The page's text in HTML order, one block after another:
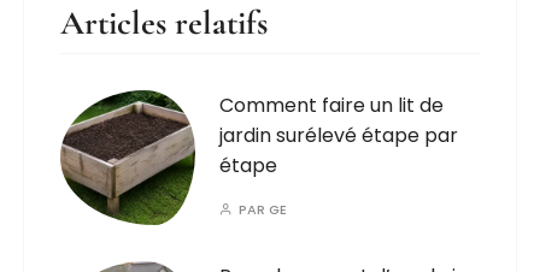
Articles relatifs
Comment faire un lit de
jardin surélevé étape par
étape
PARGE